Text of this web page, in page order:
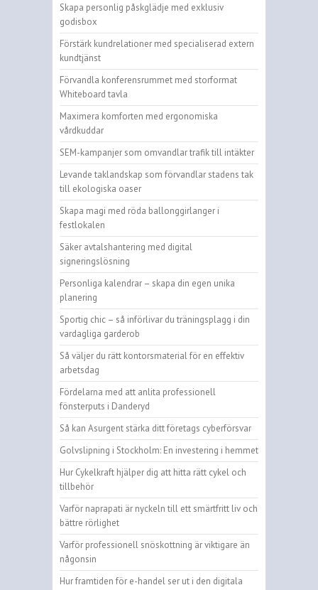
Skapa personlig påskglädje med exklusiv
godisbox
Förstärk kundrelationer med specialiserad extern
kundtjänst
Förvandla konferensrummet med storformat
Whiteboard tavla
Maximera komforten med ergonomiska
vårdkuddar
SEM-kampanjer som omvandlar trafik till intäkter
Levande taklandskap som förvandlar stadens tak
till ekologiska oaser
Skapa magi med röda ballonggirlanger i
festlokalen
Säker avtalshantering med digital
signeringslösning
Personliga kalendrar – skapa din egen unika
planering
Sportig chic – så införlivar du träningsplagg i din
vardagliga garderob
Så väljer du rätt kontorsmaterial för en effektiv
arbetsdag
Fördelarna med att anlita professionell
fönsterputs i Danderyd
Så kan Asurgent stärka ditt företags cyberförsvar
Golvslipning i Stockholm: En investering i hemmet
Hur Cykelkraft hjälper dig att hitta rätt cykel och
tillbehör
Varför naprapati är nyckeln till ett smärtfritt liv och
bättre rörlighet
Varför professionell snöskottning är viktigare än
någonsin
Hur framtiden för e-handel ser ut i den digitala